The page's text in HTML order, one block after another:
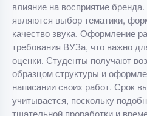
влияние на восприятие
являются выбор тематики,
качество звука. Оформление
требования ВУЗа, что важно
оценки. Студенты получают
образцом структуры и
написании своих работ. Срок
учитывается, поскольку
тщательной проработки и